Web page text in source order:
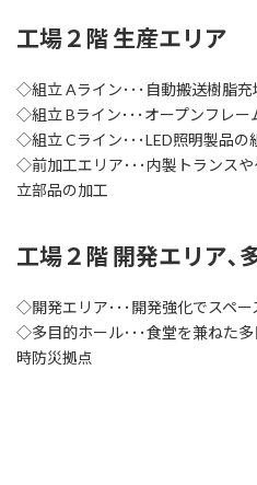
工場２階 生産エリア
◇組立 Aライン･･･自動搬送樹脂
◇組立 Bライン･･･オープンフレー
◇組立 Cライン･･･LED照明製品の
◇前加工エリア･･･内製トランス
立部品の加工
工場２階 開発エリア､
◇開発エリア･･･開発強化でスペー
◇多目的ホール･･･食堂を兼ねた
時防災拠点